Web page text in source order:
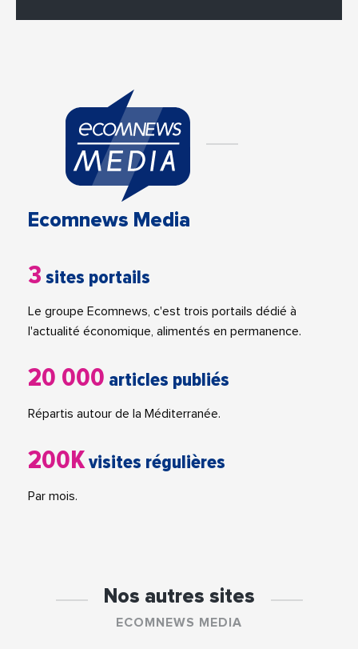
Ecomnews Media
3 sites portails
Le groupe Ecomnews, c'est trois portails dédié à
l'actualité économique, alimentés en permanence.
20 000 articles publiés
Répartis autour de la Méditerranée.
200Kvisites régulières
Par mois.
Nos autres sites
ECOMNEWS MEDIA